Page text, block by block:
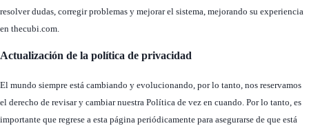
resolver dudas, corregir problemas y mejorar el sistema, mejorando su experiencia
en thecubi.com.
Actualización de la política de privacidad
El mundo siempre está cambiando y evolucionando, por lo tanto, nos reservamos
el derecho de revisar y cambiar nuestra Política de vez en cuando. Por lo tanto, es
importante que regrese a esta página periódicamente para asegurarse de que está